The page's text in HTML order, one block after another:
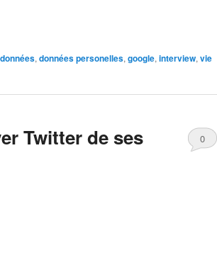
données, données personelles, google, interview, vie
Twitter de ses
0